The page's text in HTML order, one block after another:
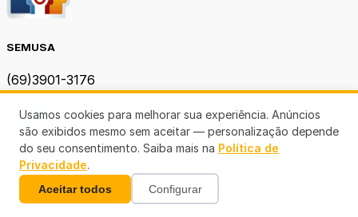
SEMUSA
(69)3901-3176
SEMOB PVH
Usamos cookies para melhorar sua experiência. Anúncios
são exibidos mesmo sem aceitar — personalização depende
do seu consentimento. Saiba mais na Política de
Privacidade.
Aceitar todos Configurar